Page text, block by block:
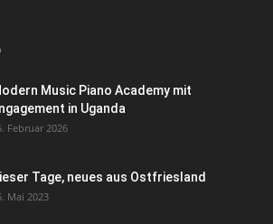
Music Piano Academy mit
in Uganda
Februar 2026
Tage, neues aus Ostfriesland
Mai 2023